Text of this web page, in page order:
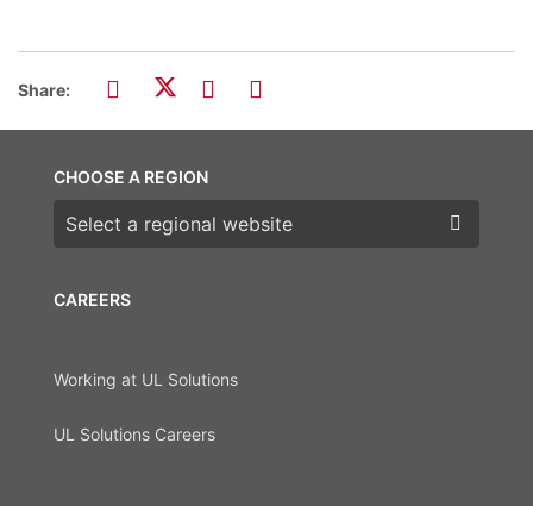
Share:
CAREERS
Working at UL Solutions
UL Solutions Careers
CHOOSE A REGION
Choose a region